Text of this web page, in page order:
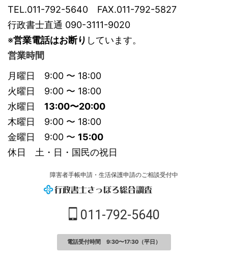
TEL.011-792-5640 FAX.011-792-5827
行政書士直通 090-3111-9020
※営業電話はお断り しています。
営業時間
月曜日 9:00 〜 18:00
火曜日 9:00 〜 18:00
水曜日 13:00〜20:00
木曜日 9:00 〜 18:00
金曜日 9:00 〜 15:00
休日 土・日・国民の祝日
障害者手帳申請・生活保護申請のご相談受付中
011-792-5640
電話受付時間 9:30〜17:30（平日）